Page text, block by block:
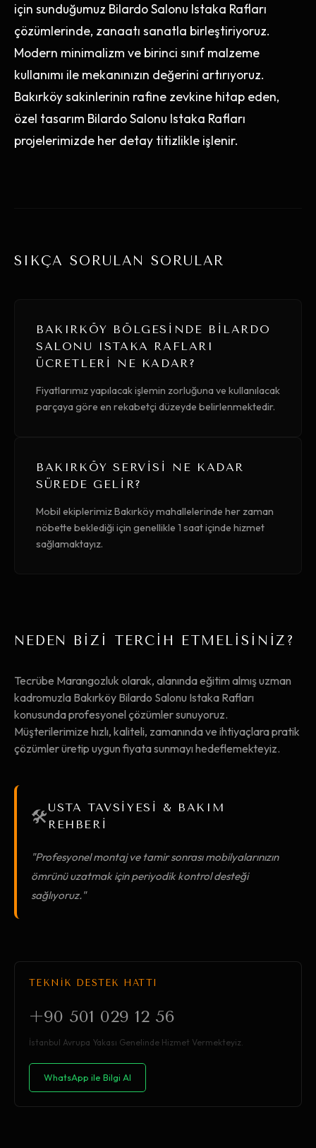
için sunduğumuz Bilardo Salonu Istaka Rafları
çözümlerinde, zanaatı sanatla birleştiriyoruz.
Modern minimalizm ve birinci sınıf malzeme
kullanımı ile mekanınızın değerini artırıyoruz.
Bakırköy sakinlerinin rafine zevkine hitap eden,
özel tasarım Bilardo Salonu Istaka Rafları
projelerimizde her detay titizlikle işlenir.
SIKÇA SORULAN SORULAR
BAKIRKÖY BÖLGESINDE BILARDO
SALONU ISTAKA RAFLARI
ÜCRETLERI NE KADAR?
Fiyatlarımız yapılacak işlemin zorluğuna ve kullanılacak
parçaya göre en rekabetçi düzeyde belirlenmektedir.
BAKIRKÖY SERVISI NE KADAR
SÜREDE GELIR?
Mobil ekiplerimiz Bakırköy mahallelerinde her zaman
nöbette beklediği için genellikle 1 saat içinde hizmet
sağlamaktayız.
NEDEN BİZİ TERCİH ETMELİSİNİZ?
Tecrübe Marangozluk olarak, alanında eğitim almış uzman
kadromuzla Bakırköy Bilardo Salonu Istaka Rafları
konusunda profesyonel çözümler sunuyoruz.
Müşterilerimize hızlı, kaliteli, zamanında ve ihtiyaçlara pratik
çözümler üretip uygun fiyata sunmayı hedeflemekteyiz.
🛠️USTA TAVSİYESİ & BAKIM
REHBERİ
"Profesyonel montaj ve tamir sonrası mobilyalarınızın
ömrünü uzatmak için periyodik kontrol desteği
sağlıyoruz."
TEKNİK DESTEK HATTI
+90 501 029 12 56
İstanbul Avrupa Yakası Genelinde Hizmet Vermekteyiz.
WhatsApp ile Bilgi Al